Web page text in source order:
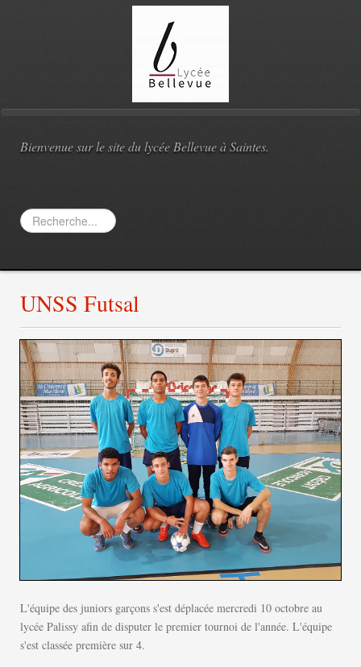
Bienvenue sur le site du lycée Bellevue à Saintes.
Rechercher
UNSS Futsal
L'équipe des juniors garçons s'est déplacée mercredi 10 octobre au
lycée Palissy afin de disputer le premier tournoi de l'année. L'équipe
s'est classée première sur 4.